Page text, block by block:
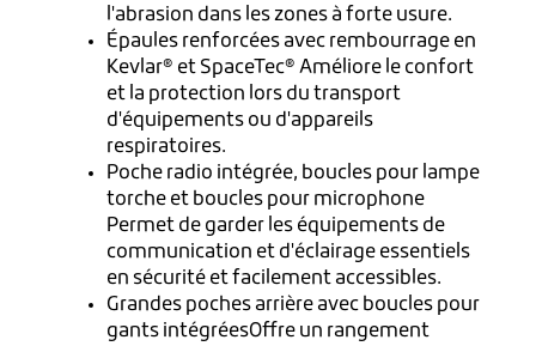
l'abrasion dans les zones à forte usure.
Épaules renforcées avec rembourrage en
Kevlar® et SpaceTec® Améliore le confort
et la protection lors du transport
d'équipements ou d'appareils
respiratoires.
Poche radio intégrée, boucles pour lampe
torche et boucles pour microphone
Permet de garder les équipements de
communication et d'éclairage essentiels
en sécurité et facilement accessibles.
Grandes poches arrière avec boucles pour
gants intégréesOffre un rangement